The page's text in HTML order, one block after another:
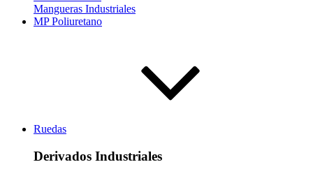
Mangueras Industriales
MP Poliuretano
Ruedas
Derivados Industriales